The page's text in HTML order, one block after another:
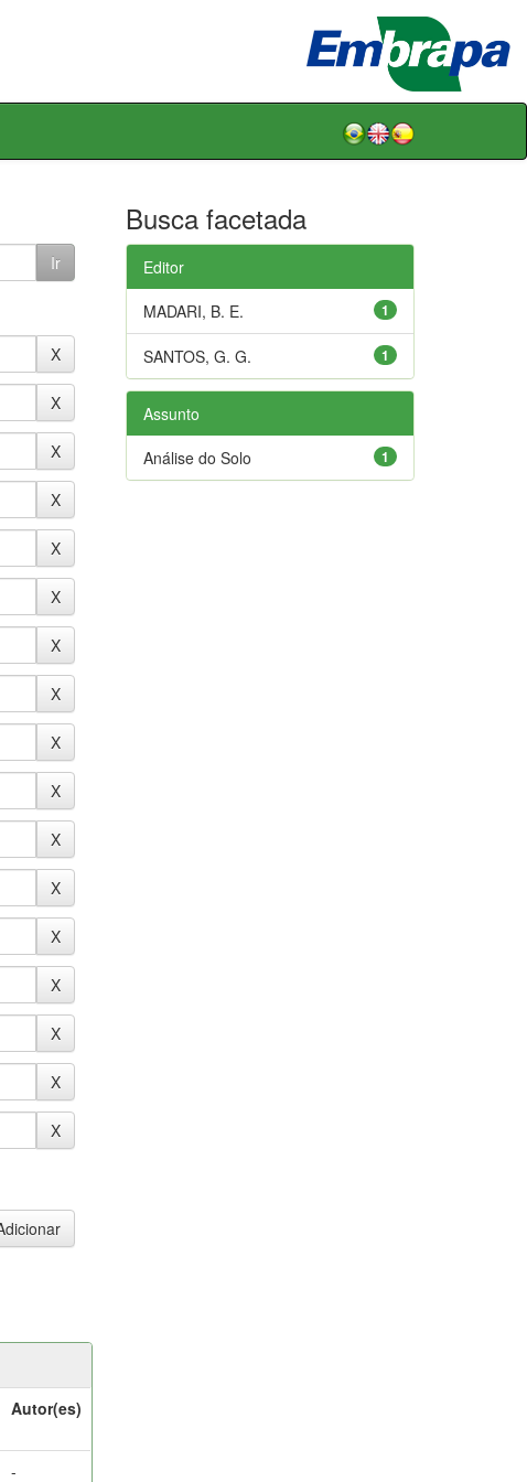
Autor(es)
-
Busca facetada
Editor
1
MADARI, B. E.
1
SANTOS, G. G.
Assunto
1
Análise do Solo